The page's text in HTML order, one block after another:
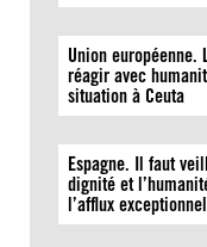
Union européenne.
réagir avec
situation à Ceuta
Espagne. Il faut
dignité et
l’afflux